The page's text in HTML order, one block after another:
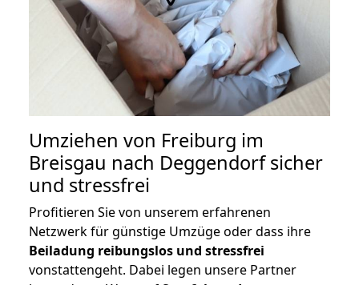
Umziehen von Freiburg im
Breisgau nach Deggendorfsicher
und stressfrei
Profitieren Sie von unserem erfahrenen
Netzwerk für günstige Umzüge oder dass ihre
Beiladung reibungslos und stressfrei
vonstattengeht. Dabei legen unsere Partner